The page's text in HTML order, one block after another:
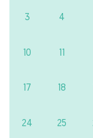
3 4
10 11
17 18
24 25